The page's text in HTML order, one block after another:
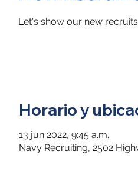
Let's show our new
Horario y
13 jun 2022, 9:45 a.m.
Navy Recruiting, 2502